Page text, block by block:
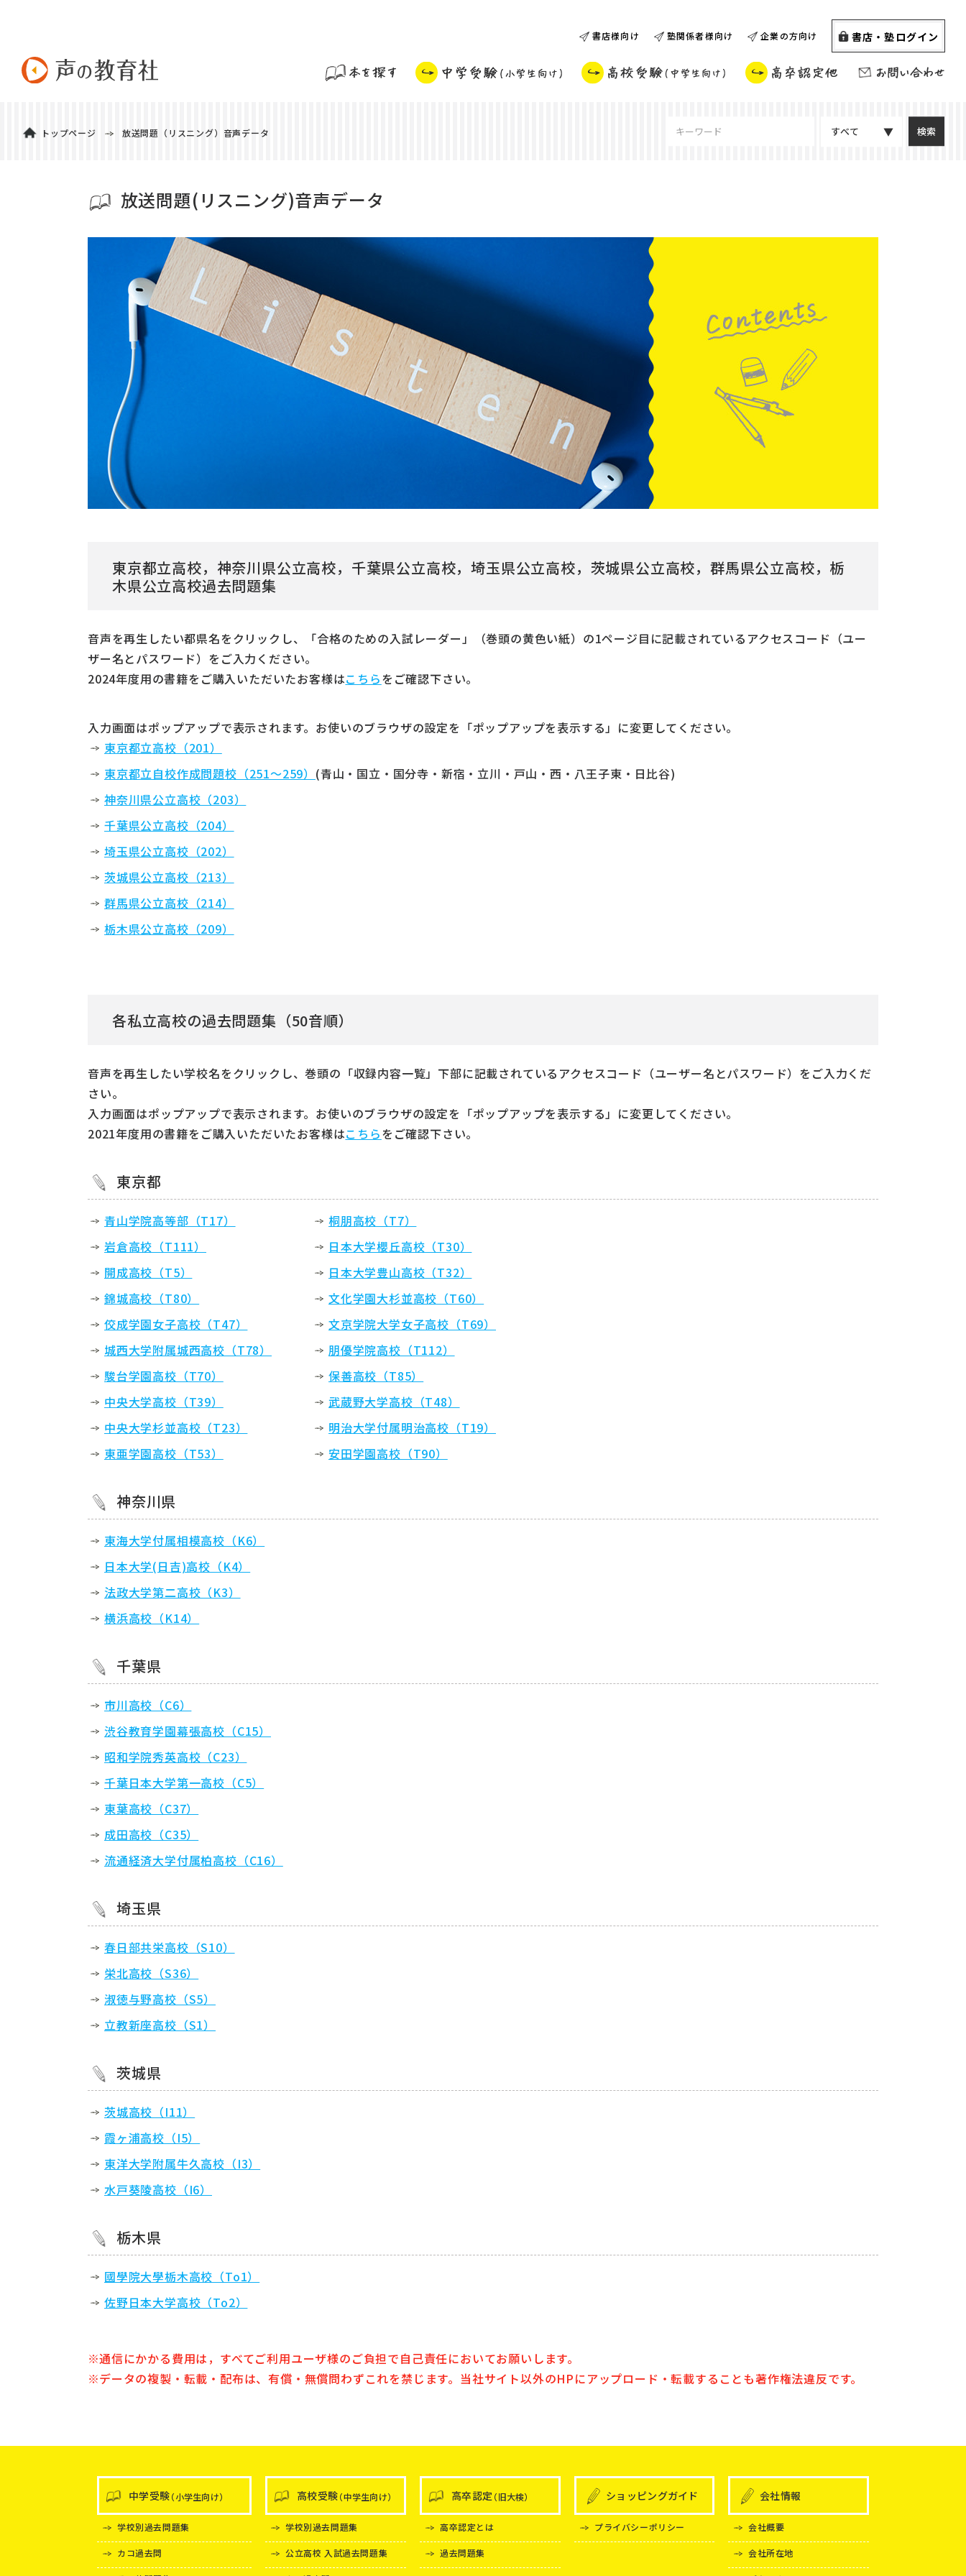
書店様向け 塾関係者様向け 企業の方向け 書店・塾ログイン
すべて
トップページ 放送問題（リスニング）音声データ
放送問題(リスニング)音声データ
東京都立高校，神奈川県公立高校，千葉県公立高校，埼玉県公立高校，茨城県公立高校，群馬県公立高校，栃
木県公立高校過去問題集
音声を再生したい都県名をクリックし、「合格のための入試レーダー」（巻頭の黄色い紙）の1ページ目に記載されているアクセスコード（ユー
ザー名とパスワード）をご入力ください。
2024年度用の書籍をご購入いただいたお客様はこちらをご確認下さい。
入力画面はポップアップで表示されます。お使いのブラウザの設定を「ポップアップを表示する」に変更してください。
東京都立高校（201）
東京都立自校作成問題校（251～259） (青山・国立・国分寺・新宿・立川・戸山・西・八王子東・日比谷)
神奈川県公立高校（203）
千葉県公立高校（204）
埼玉県公立高校（202）
茨城県公立高校（213）
群馬県公立高校（214）
栃木県公立高校（209）
各私立高校の過去問題集（50音順）
音声を再生したい学校名をクリックし、巻頭の「収録内容一覧」下部に記載されているアクセスコード（ユーザー名とパスワード）をご入力くだ
さい。
入力画面はポップアップで表示されます。お使いのブラウザの設定を「ポップアップを表示する」に変更してください。
2021年度用の書籍をご購入いただいたお客様はこちらをご確認下さい。
東京都
青山学院高等部（T17）
岩倉高校（T111）
開成高校（T5）
錦城高校（T80）
佼成学園女子高校（T47）
城西大学附属城西高校（T78）
駿台学園高校（T70）
中央大学高校（T39）
中央大学杉並高校（T23）
東亜学園高校（T53）
桐朋高校（T7）
日本大学櫻丘高校（T30）
日本大学豊山高校（T32）
文化学園大杉並高校（T60）
文京学院大学女子高校（T69）
朋優学院高校（T112）
保善高校（T85）
武蔵野大学高校（T48）
明治大学付属明治高校（T19）
安田学園高校（T90）
神奈川県
東海大学付属相模高校（K6）
日本大学(日吉)高校（K4）
法政大学第二高校（K3）
横浜高校（K14）
千葉県
市川高校（C6）
渋谷教育学園幕張高校（C15）
昭和学院秀英高校（C23）
千葉日本大学第一高校（C5）
東葉高校（C37）
成田高校（C35）
流通経済大学付属柏高校（C16）
埼玉県
春日部共栄高校（S10）
栄北高校（S36）
淑徳与野高校（S5）
立教新座高校（S1）
茨城県
茨城高校（I11）
霞ヶ浦高校（I5）
東洋大学附属牛久高校（I3）
水戸葵陵高校（I6）
栃木県
國學院大學栃木高校（To1）
佐野日本大学高校（To2）
通信にかかる費用は，すべてご利用ユーザ様のご負担で自己責任においてお願いします。
データの複製・転載・配布は、有償・無償問わずこれを禁じます。当社サイト以外のHPにアップロード・転載することも著作権法違反です。
中学受験（小学生向け）
学校別過去問題集
カコ過去問
高校受験（中学生向け）
学校別過去問題集
公立高校 入試過去問題集
高卒認定（旧大検）
高卒認定とは
過去問題集
ショッピングガイド
プライバシーポリシー
会社情報
会社概要
会社所在地